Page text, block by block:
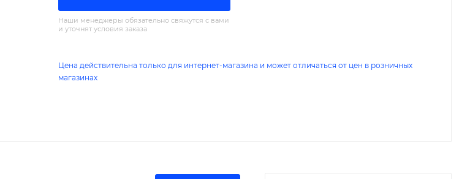
Наши менеджеры обязательно свяжутся с вами
и уточнят условия заказа
Цена действительна только для интернет-магазина и может отличаться от цен в розничных
магазинах